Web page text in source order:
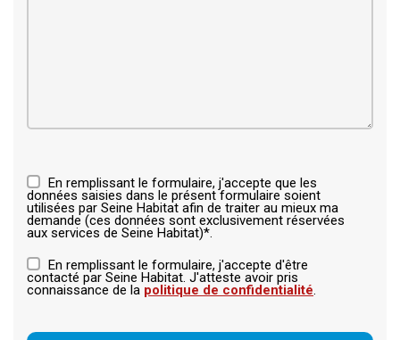
En remplissant le formulaire, j'accepte que les
données saisies dans le présent formulaire soient
utilisées par Seine Habitat afin de traiter au mieux ma
demande (ces données sont exclusivement réservées
aux services de Seine Habitat)*.
En remplissant le formulaire, j'accepte d'être
contacté par Seine Habitat. J'atteste avoir pris
connaissance de la politique de confidentialité.